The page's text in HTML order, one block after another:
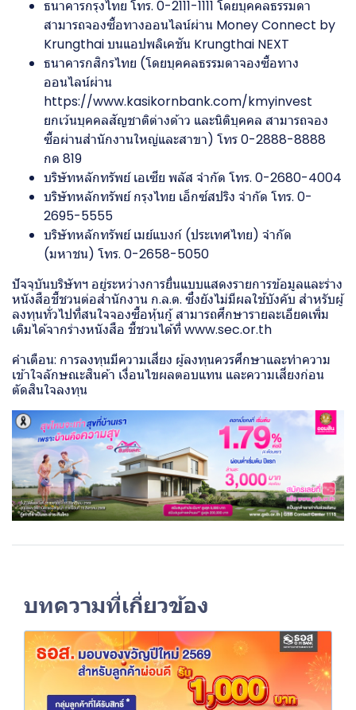
ธนาคารกรุงไทย โทร. 0-2111-1111 โดยบุคคลธรรมดา
สามารถจองซื้อทางออนไลน์ผ่าน Money Connect by
Krungthai บนแอปพลิเคชัน Krungthai NEXT
ธนาคารกสิกรไทย (โดยบุคคลธรรมดาจองซื้อทาง
ออนไลน์ผ่าน
https://www.kasikornbank.com/kmyinvest
ยกเว้นบุคคลสัญชาติต่างด้าว และนิติบุคคล สามารถจอง
ซื้อผ่านสำนักงานใหญ่และสาขา) โทร 0-2888-8888
กด 819
บริษัทหลักทรัพย์ เอเซีย พลัส จำกัด โทร. 0-2680-4004
บริษัทหลักทรัพย์ กรุงไทย เอ็กซ์สปริง จำกัด โทร. 0-
2695-5555
บริษัทหลักทรัพย์ เมย์แบงก์ (ประเทศไทย) จำกัด
(มหาชน) โทร. 0-2658-5050
ปัจจุบันบริษัทฯ อยู่ระหว่างการยื่นแบบแสดงรายการข้อมูลและร่าง
หนังสือชี้ชวนต่อสำนักงาน ก.ล.ต. ซึ่งยังไม่มีผลใช้บังคับ สำหรับผู้
ลงทุนทั่วไปที่สนใจจองซื้อหุ้นกู้ สามารถศึกษารายละเอียดเพิ่ม
เติมได้จากร่างหนังสือ ชี้ชวนได้ที่ www.sec.or.th
คำเตือน: การลงทุนมีความเสี่ยง ผู้ลงทุนควรศึกษาและทำความ
เข้าใจลักษณะสินค้า เงื่อนไขผลตอบแทน และความเสี่ยงก่อน
ตัดสินใจลงทุน
บทความที่เกี่ยวข้อง